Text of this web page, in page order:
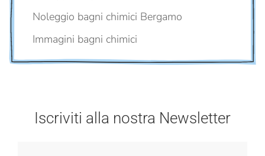
Noleggio bagni chimici Bergamo
Immagini bagni chimici
Iscriviti alla nostra Newsletter